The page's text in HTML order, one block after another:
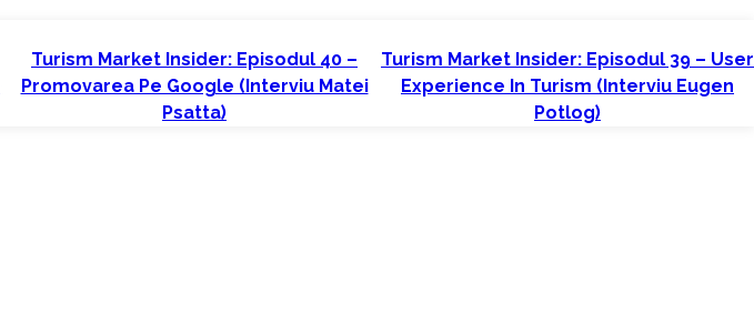
Turism Market Insider: Episodul 40 –
Promovarea Pe Google (interviu Matei
Psatta)
Turism Market Insider: Episodul 39 – User
Experience In Turism (interviu Eugen
Potlog)